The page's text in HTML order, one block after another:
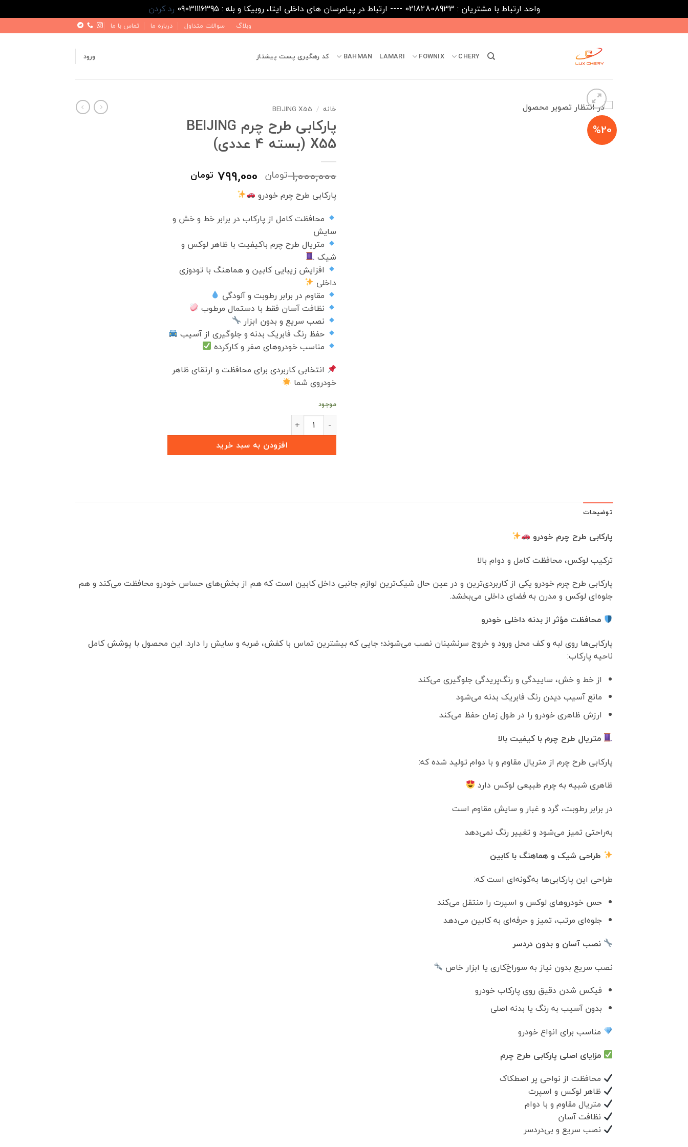
واحد ارتباط با مشتریان : 02182808933 ---- ارتباط در پیامرسان های داخلی ایتا، روبیکا و بله : 09031116395
رد کردن
to
وبلاگ سوالات متداول درباره ما تماس با ما
CHERY
FOWNIX
LAMARI
BAHMAN کد رهگیری پست پیشتاز ورود
%20
خانه /
BEIJING X55
پارکابی طرح چرم BEIJING
X55 (بسته 4 عددی)
1,000,000 تومان قیمت
اصلی
بود.
799,000 تومان
است.
پارکابی طرح چرم خودرو
محافظت کامل از پارکاب در برابر خط و خش و
سایش
متریال طرح چرم باکیفیت با ظاهر لوکس و
شیک
افزایش زیبایی کابین و هماهنگ با تودوزی
داخلی
مقاوم در برابر رطوبت و آلودگی
نظافت آسان فقط با دستمال مرطوب
نصب سریع و بدون ابزار
حفظ رنگ فابریک بدنه و جلوگیری از آسیب
مناسب خودروهای صفر و کارکرده
انتخابی کاربردی برای محافظت و ارتقای ظاهر
خودروی شما
موجود
پارکابی طرح چرم BEIJING X55 (بسته 4 عددی) عدد
افزودن به سبد خرید
توضیحات
پارکابی طرح چرم خودرو
ترکیب لوکس، محافظت کامل و دوام بالا
پارکابی طرح چرم خودرو یکی از کاربردی‌ترین و در عین حال شیک‌ترین لوازم جانبی داخل کابین است که هم از بخش‌های حساس خودرو محافظت می‌کند و هم
جلوه‌ای لوکس و مدرن به فضای داخلی می‌بخشد.
محافظت مؤثر از بدنه داخلی خودرو
پارکابی‌ها روی لبه و کف محل ورود و خروج سرنشینان نصب می‌شوند؛ جایی که بیشترین تماس با کفش، ضربه و سایش را دارد. این محصول با پوشش کامل
ناحیه پارکاب:
از خط و خش، ساییدگی و رنگ‌پریدگی جلوگیری می‌کند
مانع آسیب دیدن رنگ فابریک بدنه می‌شود
ارزش ظاهری خودرو را در طول زمان حفظ می‌کند
متریال طرح چرم با کیفیت بالا
پارکابی طرح چرم از متریال مقاوم و با دوام تولید شده که:
ظاهری شبیه به چرم طبیعی لوکس دارد
در برابر رطوبت، گرد و غبار و سایش مقاوم است
به‌راحتی تمیز می‌شود و تغییر رنگ نمی‌دهد
طراحی شیک و هماهنگ با کابین
طراحی این پارکابی‌ها به‌گونه‌ای است که:
حس خودروهای لوکس و اسپرت را منتقل می‌کند
جلوه‌ای مرتب، تمیز و حرفه‌ای به کابین می‌دهد
نصب آسان و بدون دردسر
نصب سریع بدون نیاز به سوراخ‌کاری یا ابزار خاص
فیکس شدن دقیق روی پارکاب خودرو
بدون آسیب به رنگ یا بدنه اصلی
مناسب برای انواع خودرو
مزایای اصلی پارکابی طرح چرم
محافظت از نواحی پر اصطکاک
ظاهر لوکس و اسپرت
متریال مقاوم و با دوام
نظافت آسان
نصب سریع و بی‌دردسر